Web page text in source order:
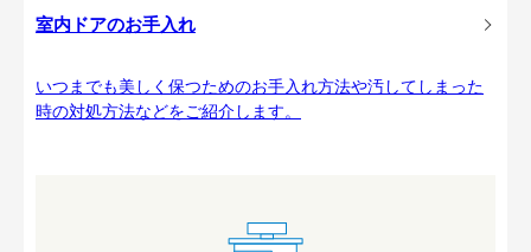
室内ドアのお手入れ
いつまでも美しく保つためのお手入れ方法や汚してしまった
時の対処方法などをご紹介します。